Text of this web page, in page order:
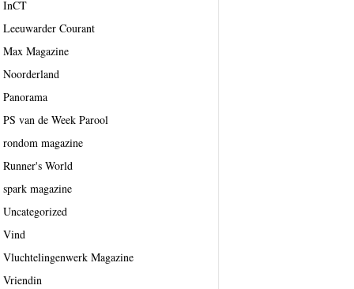
InCT
Leeuwarder Courant
Max Magazine
Noorderland
Panorama
PS van de Week Parool
rondom magazine
Runner's World
spark magazine
Uncategorized
Vind
Vluchtelingenwerk Magazine
Vriendin